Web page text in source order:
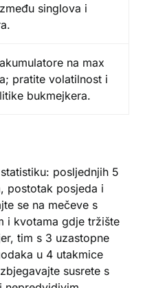
singlova i
na max
pratite volatilnost i
bukmejkera.
posljednjih 5
postotak posjeda i
se na mečeve s
i kvotama gdje tržište
tim s 3 uzastopne
u 4 utakmice
susrete s